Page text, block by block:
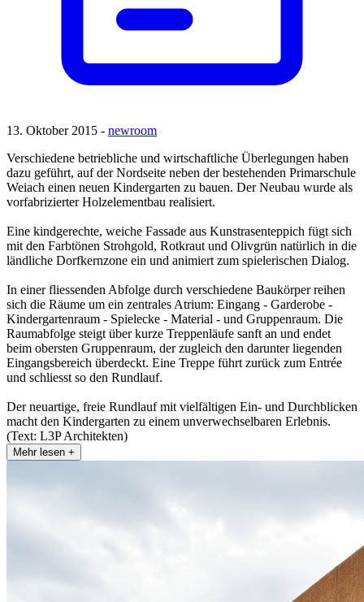
13. Oktober 2015 - newroom
Verschiedene betriebliche und wirtschaftliche Überlegungen haben
dazu geführt, auf der Nordseite neben der bestehenden Primarschule
Weiach einen neuen Kindergarten zu bauen. Der Neubau wurde als
vorfabrizierter Holzelementbau realisiert.
Eine kindgerechte, weiche Fassade aus Kunstrasenteppich fügt sich
mit den Farbtönen Strohgold, Rotkraut und Olivgrün natürlich in die
ländliche Dorfkernzone ein und animiert zum spielerischen Dialog.
In einer fliessenden Abfolge durch verschiedene Baukörper reihen
sich die Räume um ein zentrales Atrium: Eingang - Garderobe -
Kindergartenraum - Spielecke - Material - und Gruppenraum. Die
Raumabfolge steigt über kurze Treppenläufe sanft an und endet
beim obersten Gruppenraum, der zugleich den darunter liegenden
Eingangsbereich überdeckt. Eine Treppe führt zurück zum Entrée
und schliesst so den Rundlauf.
Der neuartige, freie Rundlauf mit vielfältigen Ein- und Durchblicken
macht den Kindergarten zu einem unverwechselbaren Erlebnis.
(Text: L3P Architekten)
Mehr lesen +